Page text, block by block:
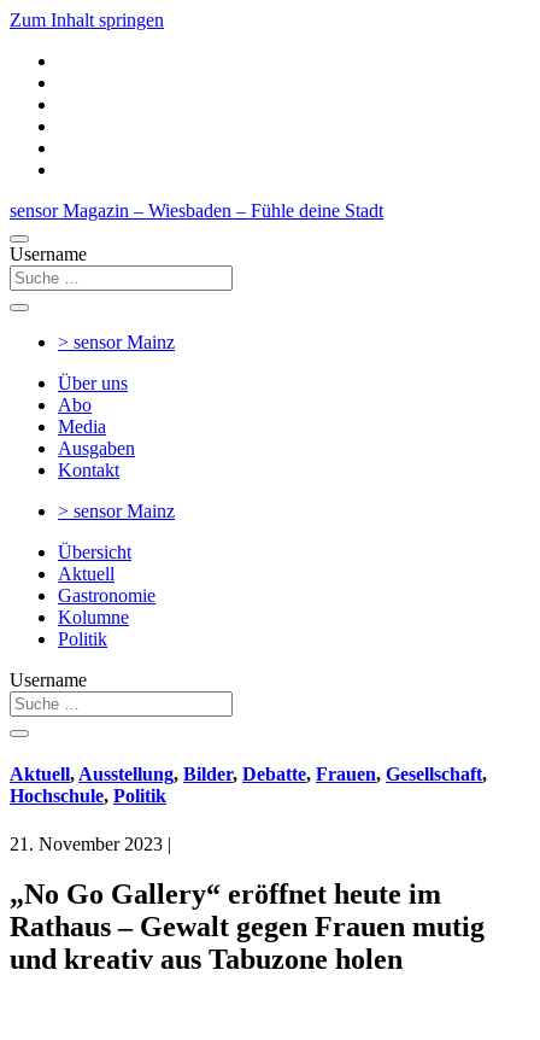
Zum Inhalt springen
sensor Magazin – Wiesbaden – Fühle deine Stadt
Username
> sensorMainz
Über uns
Abo
Media
Ausgaben
Kontakt
> sensorMainz
Übersicht
Aktuell
Gastronomie
Kolumne
Politik
Username
Aktuell, Ausstellung, Bilder, Debatte, Frauen, Gesellschaft,
Hochschule, Politik
21. November 2023 |
„No Go Gallery“ eröffnet heute im
Rathaus – Gewalt gegen Frauen mutig
und kreativ aus Tabuzone holen